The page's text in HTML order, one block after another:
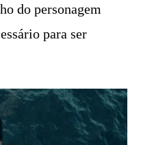
do personagem
para ser